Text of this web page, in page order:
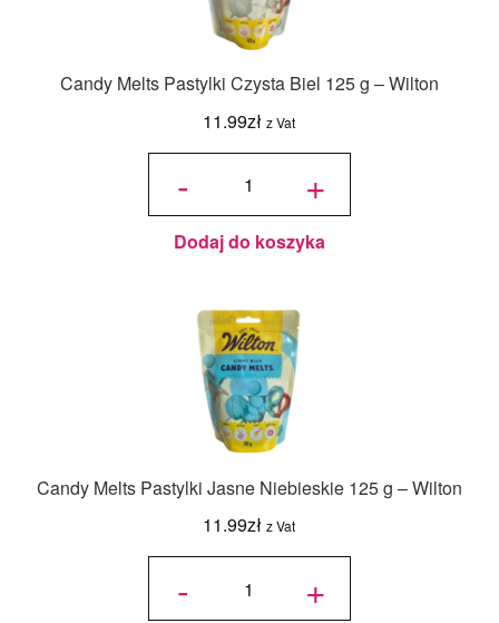
Candy Melts Pastylki Czysta Biel 125 g – Wilton
11.99zł z Vat
-
ilość
Pastylki
Czysta
125 g -
Wilton
+
Dodaj do koszyka
Candy Melts Pastylki Jasne Niebieskie 125 g – Wilton
11.99zł z Vat
-
ilość
Pastylki
Jasne
Niebieskie
125 g - +